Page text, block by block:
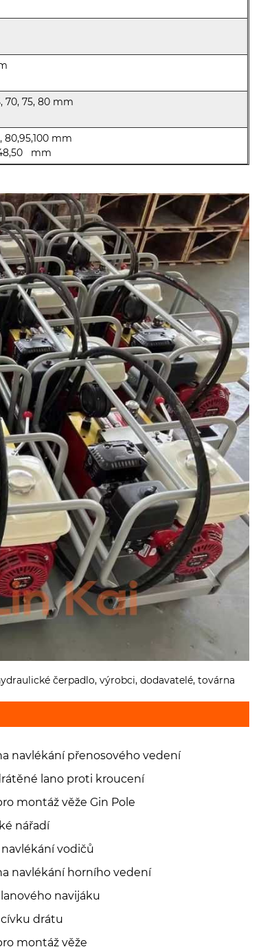
70, 75, 80 mm
80,95,100 mm
mm
čerpadlo, výrobci, dodavatelé, továrna
navlékání přenosového vedení
lano proti kroucení
montáž věže Gin Pole
nářadí
vodičů
navlékání horního vedení
navijáku
drátu
montáž věže